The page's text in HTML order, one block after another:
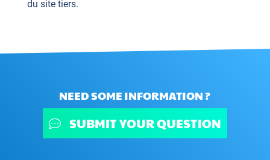
du site tiers.
NEED SOME INFORMATION ?
SUBMIT YOUR QUESTION